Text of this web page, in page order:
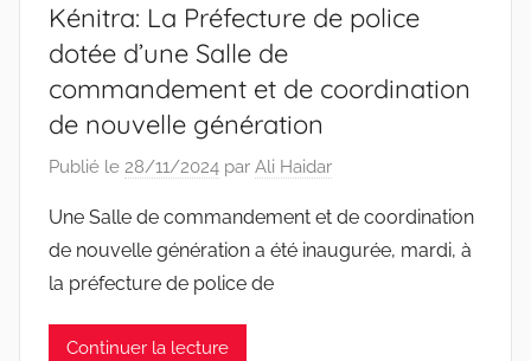
Kénitra: La Préfecture de police
dotée d’une Salle de
commandement et de coordination
de nouvelle génération
Publié le 28/11/2024 par Ali Haidar
Une Salle de commandement et de coordination
de nouvelle génération a été inaugurée, mardi, à
la préfecture de police de
Continuer la lecture